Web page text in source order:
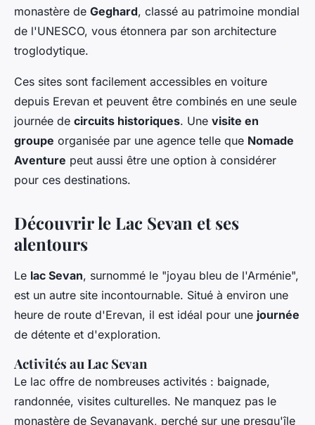
monastère de Geghard, classé au patrimoine mondial
de l'UNESCO, vous étonnera par son architecture
troglodytique.
Ces sites sont facilement accessibles en voiture
depuis Erevan et peuvent être combinés en une seule
journée de circuits historiques. Une visite en
groupe organisée par une agence telle que Nomade
Aventure peut aussi être une option à considérer
pour ces destinations.
Découvrir le Lac Sevan et ses
alentours
Le lac Sevan, surnommé le "joyau bleu de l'Arménie",
est un autre site incontournable. Situé à environ une
heure de route d'Erevan, il est idéal pour une journée
de détente et d'exploration.
Activités au Lac Sevan
Le lac offre de nombreuses activités : baignade,
randonnée, visites culturelles. Ne manquez pas le
monastère de Sevanavank, perché sur une presqu'île